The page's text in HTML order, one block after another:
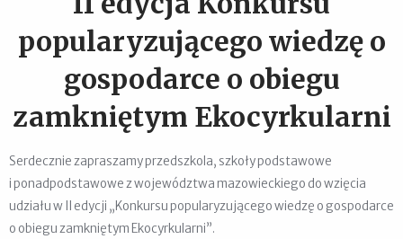
popularyzującego wiedzę o
gospodarce o obiegu
zamkniętym Ekocyrkularni
Serdecznie zapraszamy przedszkola, szkoły podstawowe
i ponadpodstawowe z województwa mazowieckiego do wzięcia
udziału w II edycji „Konkursu popularyzującego wiedzę o gospodarce
o obiegu zamkniętym Ekocyrkularni”.